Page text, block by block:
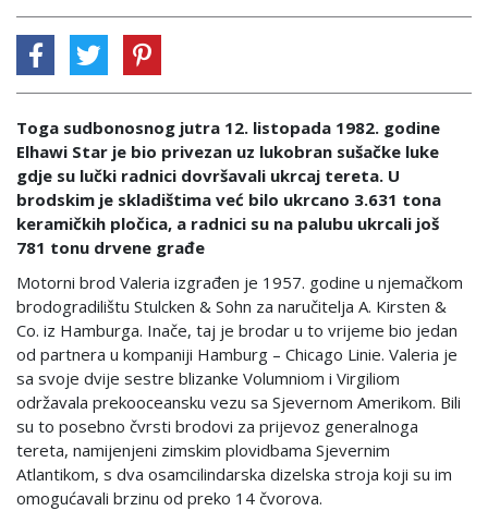
Toga sudbonosnog jutra 12. listopada 1982. godine
Elhawi Star je bio privezan uz lukobran sušačke luke
gdje su lučki radnici dovršavali ukrcaj tereta. U
brodskim je skladištima već bilo ukrcano 3.631 tona
keramičkih pločica, a radnici su na palubu ukrcali još
781 tonu drvene građe
Motorni brod Valeria izgrađen je 1957. godine u njemačkom
brodogradilištu Stulcken & Sohn za naručitelja A. Kirsten &
Co. iz Hamburga. Inače, taj je brodar u to vrijeme bio jedan
od partnera u kompaniji Hamburg – Chicago Linie. Valeria je
sa svoje dvije sestre blizanke Volumniom i Virgiliom
održavala prekooceansku vezu sa Sjevernom Amerikom. Bili
su to posebno čvrsti brodovi za prijevoz generalnoga
tereta, namijenjeni zimskim plovidbama Sjevernim
Atlantikom, s dva osamcilindarska dizelska stroja koji su im
omogućavali brzinu od preko 14 čvorova.